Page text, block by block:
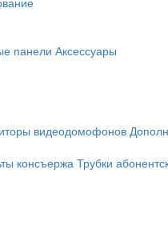
панели Аксессуары
видеодомофонов
консъержа Трубки